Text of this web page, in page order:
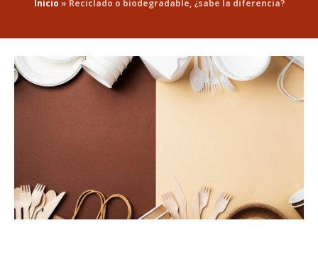
Inicio » Reciclado o biodegradable, ¿sabe la diferencia?